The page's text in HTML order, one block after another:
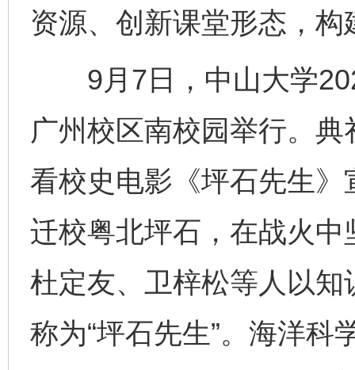
资源、创新课堂形态，
9月7日，中山大学
广州校区南校园举行。
看校史电影《坪石先生
迁校粤北坪石，在战火
杜定友、卫梓松等人以
称为“坪石先生”。海洋科